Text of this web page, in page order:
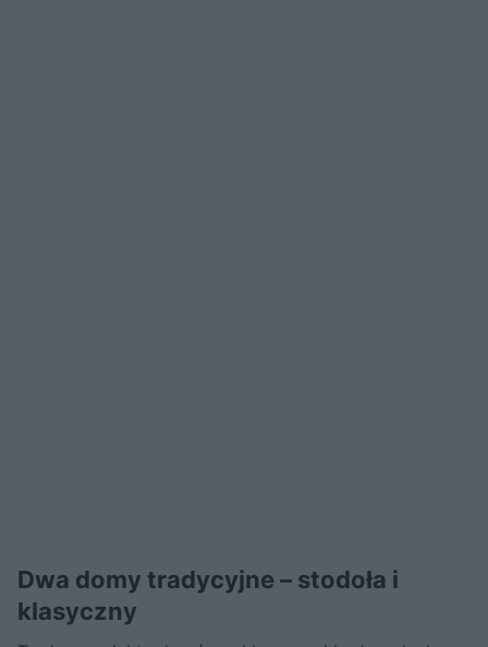
Dwa domy tradycyjne – stodoła i
klasyczny